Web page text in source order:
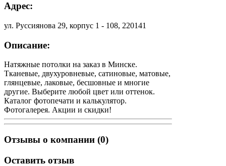
Адрес:
ул. Руссиянова 29, корпус 1 - 108, 220141
Описание:
Натяжные потолки на заказ в Минске.
Тканевые, двухуровневые, сатиновые, матовые,
глянцевые, лаковые, бесшовные и многие
другие. Выберите любой цвет или оттенок.
Каталог фотопечати и калькулятор.
Фотогалерея. Акции и скидки!
Отзывы о компании (0)
Оставить отзыв